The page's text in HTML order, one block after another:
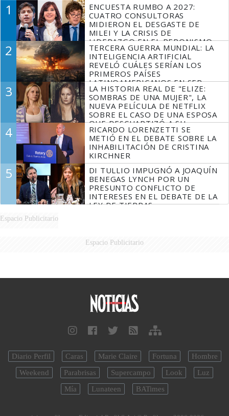
1
ENCUESTA RUMBO A 2027:
CUATRO CONSULTORAS
MIDIERON EL DESGASTE DE
MILEI Y LA CRISIS DE
LIDERAZGO EN EL PERONISMO
2
TERCERA GUERRA MUNDIAL: LA
INTELIGENCIA ARTIFICIAL
REVELÓ CUÁLES SERÍAN LOS
PRIMEROS PAÍSES
LATINOAMERICANOS EN SER
DERROTADOS
3
LA HISTORIA REAL DE "ELIZE:
SOMBRAS DE UNA MUJER", LA
NUEVA PELÍCULA DE NETFLIX
SOBRE EL CASO DE UNA ESPOSA
QUE DESCUARTIZÓ A SU
MARIDO
4
RICARDO LORENZETTI SE
METIÓ EN EL DEBATE SOBRE LA
INHABILITACIÓN DE CRISTINA
KIRCHNER
5
DI TULLIO IMPUGNÓ A JOAQUÍN
BENEGAS LYNCH POR UN
PRESUNTO CONFLICTO DE
INTERESES EN EL DEBATE DE LA
LEY DE TIERRAS
Espacio Publicitario
Espacio Publicitario
Diario Perfil Caras Marie Claire Fortuna
Hombre
Weekend
Parabrisas Supercampo Look
Luz
Mía
Lunateen BATimes